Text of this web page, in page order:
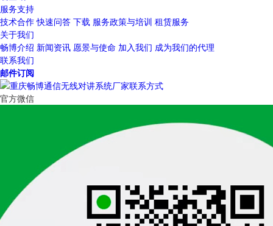
服务支持
技术合作 快速问答 下载 服务政策与培训 租赁服务
关于我们
畅博介绍 新闻资讯 愿景与使命 加入我们 成为我们的代理
联系我们
邮件订阅
官方微信